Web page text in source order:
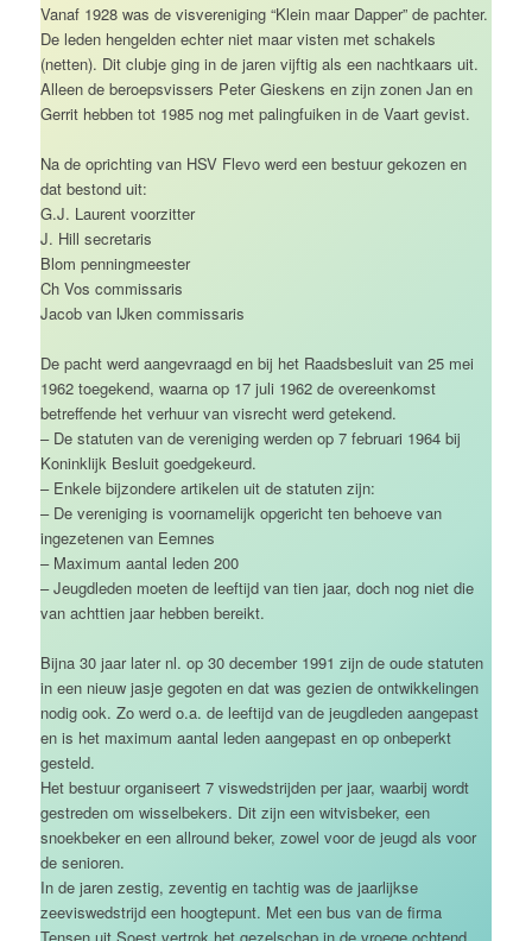
Vanaf 1928 was de visvereniging “Klein maar Dapper” de pachter.
De leden hengelden echter niet maar visten met schakels
(netten). Dit clubje ging in de jaren vijftig als een nachtkaars uit.
Alleen de beroepsvissers Peter Gieskens en zijn zonen Jan en
Gerrit hebben tot 1985 nog met palingfuiken in de Vaart gevist.
Na de oprichting van HSV Flevo werd een bestuur gekozen en
dat bestond uit:
G.J. Laurent voorzitter
J. Hill secretaris
Blom penningmeester
Ch Vos commissaris
Jacob van IJken commissaris
De pacht werd aangevraagd en bij het Raadsbesluit van 25 mei
1962 toegekend, waarna op 17 juli 1962 de overeenkomst
betreffende het verhuur van visrecht werd getekend.
– De statuten van de vereniging werden op 7 februari 1964 bij
Koninklijk Besluit goedgekeurd.
– Enkele bijzondere artikelen uit de statuten zijn:
– De vereniging is voornamelijk opgericht ten behoeve van
ingezetenen van Eemnes
– Maximum aantal leden 200
– Jeugdleden moeten de leeftijd van tien jaar, doch nog niet die
van achttien jaar hebben bereikt.
Bijna 30 jaar later nl. op 30 december 1991 zijn de oude statuten
in een nieuw jasje gegoten en dat was gezien de ontwikkelingen
nodig ook. Zo werd o.a. de leeftijd van de jeugdleden aangepast
en is het maximum aantal leden aangepast en op onbeperkt
gesteld.
Het bestuur organiseert 7 viswedstrijden per jaar, waarbij wordt
gestreden om wisselbekers. Dit zijn een witvisbeker, een
snoekbeker en een allround beker, zowel voor de jeugd als voor
de senioren.
In de jaren zestig, zeventig en tachtig was de jaarlijkse
zeeviswedstrijd een hoogtepunt. Met een bus van de firma
Tensen uit Soest vertrok het gezelschap in de vroege ochtend